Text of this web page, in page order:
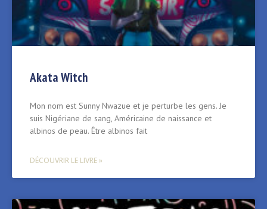
Akata Witch
Mon nom est Sunny Nwazue et je perturbe les gens. Je
suis Nigériane de sang, Américaine de naissance et
albinos de peau. Être albinos fait
DÉCOUVRIR LE LIVRE »